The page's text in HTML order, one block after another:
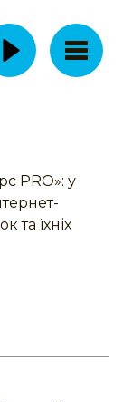
PRO»: у
та їхніх